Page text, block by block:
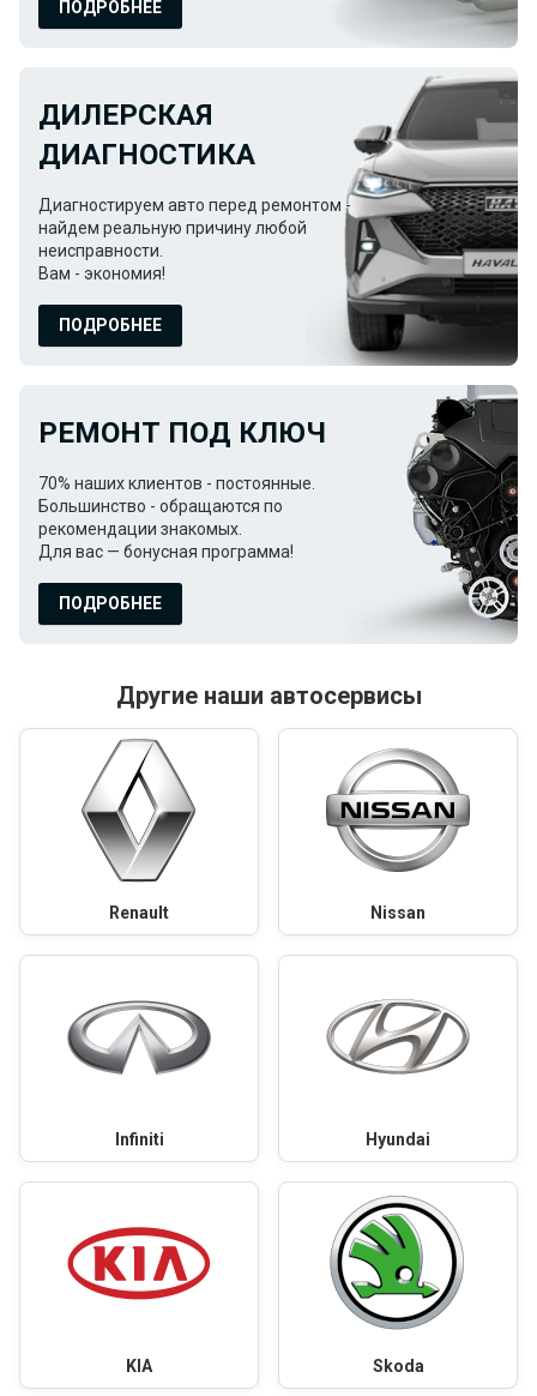
ПОДРОБНЕЕ
ДИЛЕРСКАЯ
ДИАГНОСТИКА
Диагностируем авто перед ремонтом -
найдем реальную причину любой
неисправности.
Вам - экономия!
ПОДРОБНЕЕ
РЕМОНТ ПОД КЛЮЧ
70% наших клиентов - постоянные.
Большинство - обращаются по
рекомендации знакомых.
Для вас — бонусная программа!
ПОДРОБНЕЕ
Другие наши автосервисы
Renault Nissan
Infiniti Hyundai
KIA Skoda